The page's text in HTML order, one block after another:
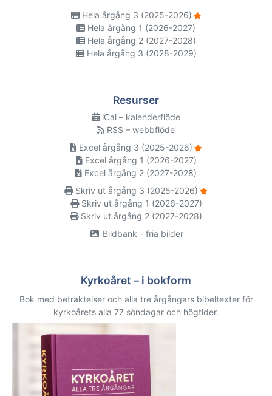
Hela årgång 3 (2025-2026)
Hela årgång 1 (2026-2027)
Hela årgång 2 (2027-2028)
Hela årgång 3 (2028-2029)
Resurser
iCal – kalenderflöde
RSS – webbflöde
Excel årgång 3 (2025-2026)
Excel årgång 1 (2026-2027)
Excel årgång 2 (2027-2028)
Skriv ut årgång 3 (2025-2026)
Skriv ut årgång 1 (2026-2027)
Skriv ut årgång 2 (2027-2028)
Bildbank - fria bilder
Kyrkoåret – i bokform
Bok med betraktelser och alla tre årgångars bibeltexter för
kyrkoårets alla 77 söndagar och högtider.